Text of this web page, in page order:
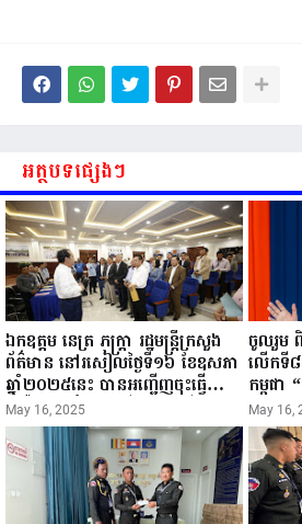
អត្ថបទផ្សេងៗ
ឯកឧត្តម នេត្រ ភក្ត្រា រដ្ឋមន្ត្រីក្រសួង
ព័ត៌មាន នៅរសៀលថ្ងៃទី១៦ ខែឧសភា
ឆ្នាំ២០២៥នេះ បានអញ្ជើញចុះធ្វើ
ជំរឿនថ្នាក់ដឹកនាំមន្ត្រីរាជការស៉ីវិល នៃ
ក្រសួងព័ត៌មាន...
May 16, 2025
ចូលរួម
លើកទី
កម្ពុជ
ឧសភា
May 16,